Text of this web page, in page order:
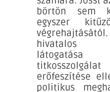
börtön sem
egyszer
hivatalos
erőfeszítése
politikus